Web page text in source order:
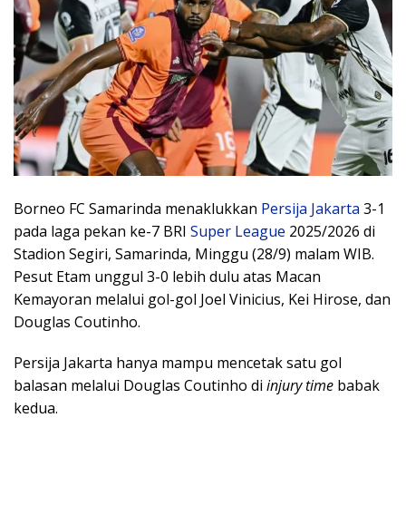
Borneo FC Samarinda menaklukkan Persija Jakarta 3-1
pada laga pekan ke-7 BRI Super League 2025/2026 di
Stadion Segiri, Samarinda, Minggu (28/9) malam WIB.
Pesut Etam unggul 3-0 lebih dulu atas Macan
Kemayoran melalui gol-gol Joel Vinicius, Kei Hirose, dan
Douglas Coutinho.
Persija Jakarta hanya mampu mencetak satu gol
balasan melalui Douglas Coutinho di injury time babak
kedua.